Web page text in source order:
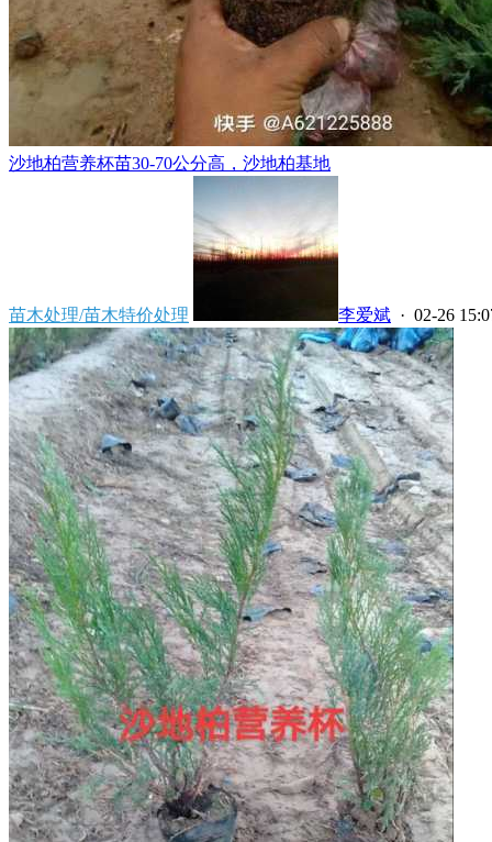
沙地柏营养杯苗30-70公分高，沙地柏基地
苗木处理/苗木特价处理 李爱斌 · 02-26